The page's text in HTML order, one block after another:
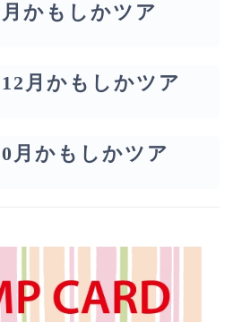
かもしかツア
月かもしかツア
月かもしかツア